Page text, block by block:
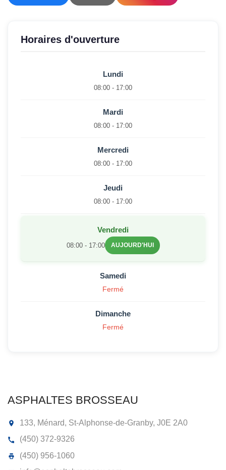
Horaires d'ouverture
Lundi
08:00 - 17:00
Mardi
08:00 - 17:00
Mercredi
08:00 - 17:00
Jeudi
08:00 - 17:00
Vendredi
08:00 - 17:00 AUJOURD'HUI
Samedi
Fermé
Dimanche
Fermé